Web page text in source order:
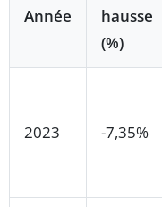
Année
hausse
(%)
2023 -7,35%